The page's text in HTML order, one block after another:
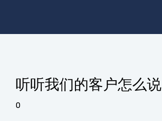
听听我们的客户怎么说
0